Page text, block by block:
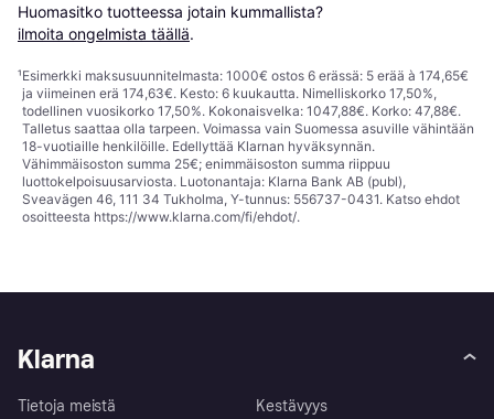
Huomasitko tuotteessa jotain kummallista?
ilmoita ongelmista täällä.
¹Esimerkki maksusuunnitelmasta: 1000€ ostos 6 erässä: 5 erää à 174,65€
ja viimeinen erä 174,63€. Kesto: 6 kuukautta. Nimelliskorko 17,50%,
todellinen vuosikorko 17,50%. Kokonaisvelka: 1047,88€. Korko: 47,88€.
Talletus saattaa olla tarpeen. Voimassa vain Suomessa asuville vähintään
18-vuotiaille henkilöille. Edellyttää Klarnan hyväksynnän.
Vähimmäisoston summa 25€; enimmäisoston summa riippuu
luottokelpoisuusarviosta. Luotonantaja: Klarna Bank AB (publ),
Sveavägen 46, 111 34 Tukholma, Y-tunnus: 556737-0431. Katso ehdot
osoitteesta https://www.klarna.com/fi/ehdot/.
Klarna
Tietoja meistä
Kestävyys